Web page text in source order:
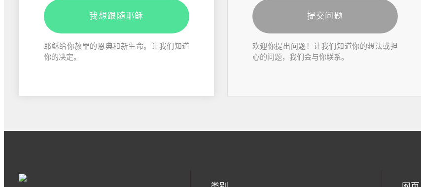
我想跟随耶稣
耶稣给你赦罪的恩典和新生命。让我们知道
你的决定。
提交问题
欢迎你提出问题！让我们知道你的想法或担
心的问题，我们会与你联系。